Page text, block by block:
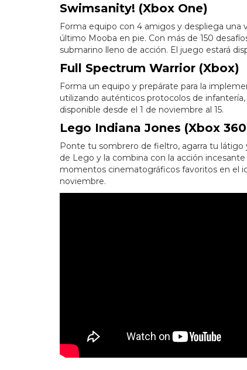
Swimsanity! (Xbox One)
Forma equipo con 4 amigos y despliega una
último Mooba en pie. Con más de 150
submarino lleno de acción. El juego estará
Full Spectrum Warrior (Xbox)
Forma un equipo y prepárate para la
utilizando auténticos protocolos de
disponible desde el 1 de noviembre al 15.
Lego Indiana Jones (Xbox
Ponte tu sombrero de fieltro, agarra tu
de Lego y la combina con la acción
momentos cinematográficos favoritos en el
noviembre.